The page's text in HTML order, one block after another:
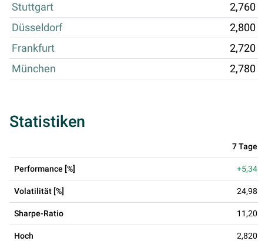
Stuttgart
2,760
Düsseldorf
2,800
Frankfurt
2,720
München
2,780
Statistiken
7 Tage
Performance [%] +5,34
Volatilität [%] 24,98
Sharpe-Ratio 11,20
Hoch 2,820